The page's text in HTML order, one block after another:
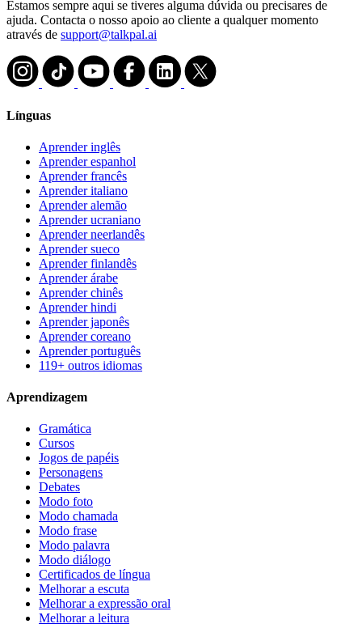
Estamos sempre aqui se tiveres alguma dúvida ou precisares de
ajuda. Contacta o nosso apoio ao cliente a qualquer momento
através de support@talkpal.ai
Línguas
Aprender inglês
Aprender espanhol
Aprender francês
Aprender italiano
Aprender alemão
Aprender ucraniano
Aprender neerlandês
Aprender sueco
Aprender finlandês
Aprender árabe
Aprender chinês
Aprender hindi
Aprender japonês
Aprender coreano
Aprender português
119+ outros idiomas
Aprendizagem
Gramática
Cursos
Jogos de papéis
Personagens
Debates
Modo foto
Modo chamada
Modo frase
Modo palavra
Modo diálogo
Certificados de língua
Melhorar a escuta
Melhorar a expressão oral
Melhorar a leitura